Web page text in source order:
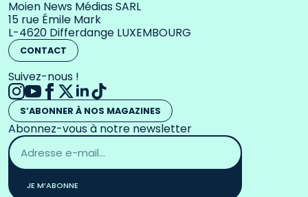
Moien News Médias SARL
15 rue Émile Mark
L-4620 Differdange LUXEMBOURG
CONTACT
Suivez-nous !
S’ABONNER À NOS MAGAZINES
Abonnez-vous à notre newsletter
Adresse
email
*
JE M’ABONNE